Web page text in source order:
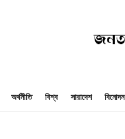
অর্থনীতি বিশ্ব সারাদেশ বিনোদন